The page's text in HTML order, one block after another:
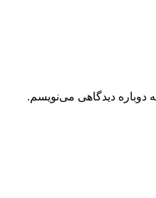
دوباره دیدگاهی می‌نویسم.